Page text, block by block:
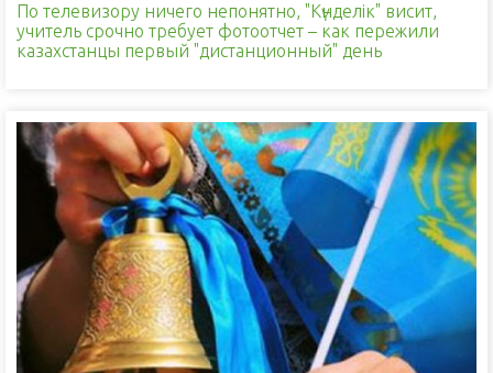
По телевизору ничего непонятно, "Kүнделік" висит,
учитель срочно требует фотоотчет – как пережили
казахстанцы первый "дистанционный" день